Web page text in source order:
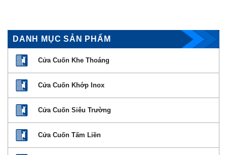
DANH MỤC SẢN PHẨM
Cửa Cuốn Khe Thoáng
Cửa Cuốn Khớp Inox
Cửa Cuốn Siêu Trường
Cửa Cuốn Tấm Liền